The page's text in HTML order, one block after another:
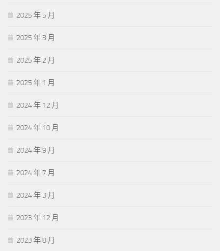
2025 年 5 月
2025 年 3 月
2025 年 2 月
2025 年 1 月
2024 年 12 月
2024 年 10 月
2024 年 9 月
2024 年 7 月
2024 年 3 月
2023 年 12 月
2023 年 8 月